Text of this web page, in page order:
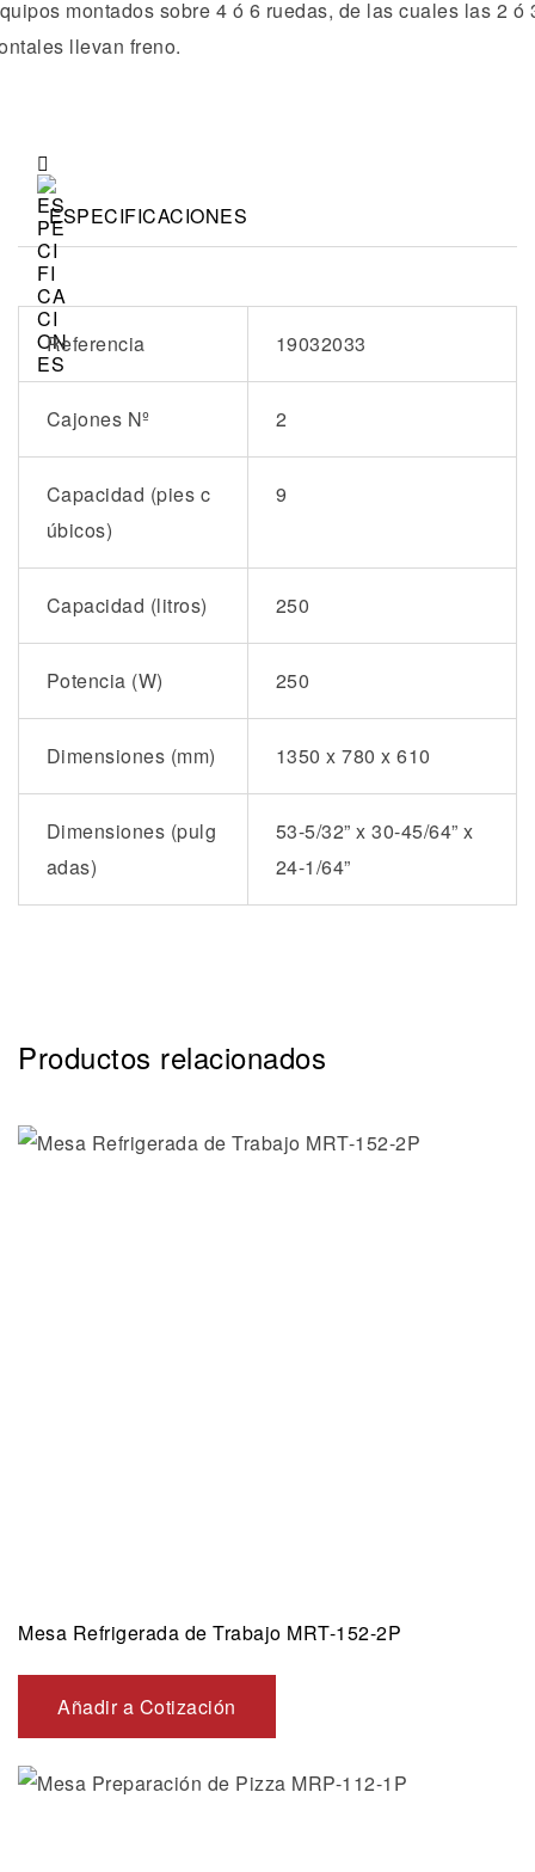
montados sobre 4 ó 6 ruedas, de las cuales las 2 ó
llevan freno.
ESPECIFICACIONES
Referencia 19032033
Cajones Nº 2
Capacidad (pies c
úbicos)
9
Capacidad (litros) 250
Potencia (W) 250
Dimensiones (mm) 1350 x 780 x 610
Dimensiones (pulg
adas)
53-5/32” x 30-45/64” x
24-1/64”
Productos relacionados
Mesa Refrigerada de Trabajo MRT-152-2P
Añadir a Cotización